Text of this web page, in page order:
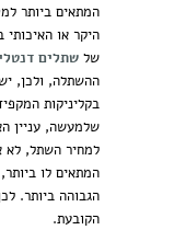
המתאים ביותר
היקר או
של שתלים
ההשתלה, ולכן,
בקליניקות
שלמעשה, עניין
למחיר השתל, לא
המתאים לו
הגבוהה ביותר.
הקובעת.